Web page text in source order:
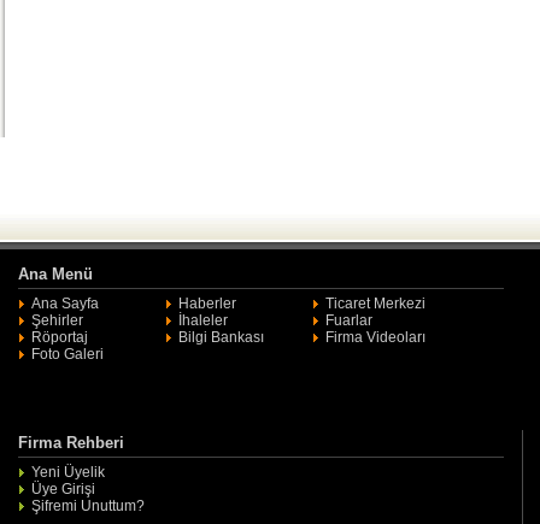
Ana Menü
Ana Sayfa Haberler
Ticaret Merkezi
Şehirler
İhaleler
Fuarlar
Röportaj
Bilgi Bankası
Firma Videoları
Foto Galeri
Firma Rehberi
Yeni Üyelik
Üye Girişi
Şifremi Unuttum?